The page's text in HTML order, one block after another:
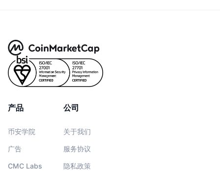
产品
币安学院
广告
CMC Labs
公司
关于我们
服务协议
隐私政策